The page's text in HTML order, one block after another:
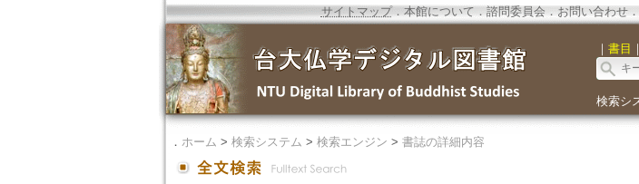
サイトマップ．本館について ． 諮問委員会． お問い合わせ．
｜ 書目 ｜
検索シ
． ホーム > 検索システム > 検索エンジン > 書誌の詳細内容